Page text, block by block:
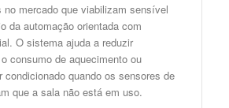
mercado que viabilizam sensível
da automação orientada com
O sistema ajuda a reduzir
consumo de aquecimento ou
condicionado quando os sensores de
que a sala não está em uso.